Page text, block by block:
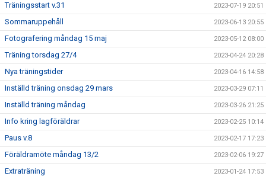
Träningsstart v.31 2023-07-19 20:51
Sommaruppehåll 2023-06-13 20:55
Fotografering måndag 15 maj 2023-05-12 08:00
Träning torsdag 27/4 2023-04-24 20:28
Nya träningstider 2023-04-16 14:58
Inställd träning onsdag 29 mars 2023-03-29 07:11
Inställd träning måndag 2023-03-26 21:25
Info kring lagföräldrar 2023-02-25 10:14
Paus v.8 2023-02-17 17:23
Föräldramöte måndag 13/2 2023-02-06 19:27
Extraträning 2023-01-24 17:53